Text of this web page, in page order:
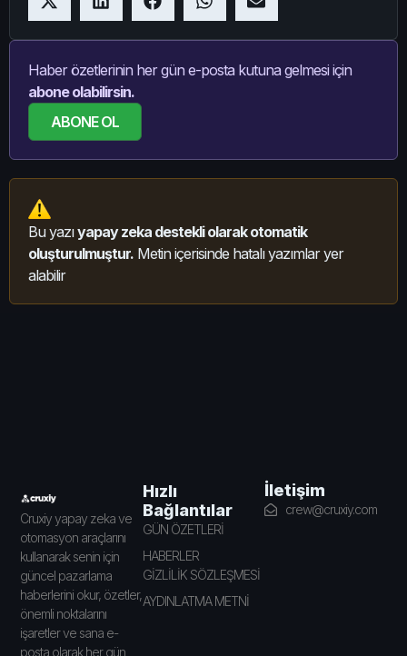
Haber özetlerinin her gün e-posta kutuna gelmesi için
abone olabilirsin.
ABONE OL
Bu yazıyapay zeka destekli olarak otomatik
oluşturulmuştur. Metin içerisinde hatalı yazımlar yer
alabilir
Cruxiy yapay zeka ve
otomasyon araçlarını
kullanarak senin için
güncel pazarlama
haberlerini okur, özetler,
önemli noktalarını
işaretler ve sana e-
posta olarak her gün
Hızlı
Bağlantılar
GÜN ÖZETLERİ
HABERLER
GİZLİLİK SÖZLEŞMESİ
AYDINLATMA METNİ
İletişim
crew@cruxiy.com